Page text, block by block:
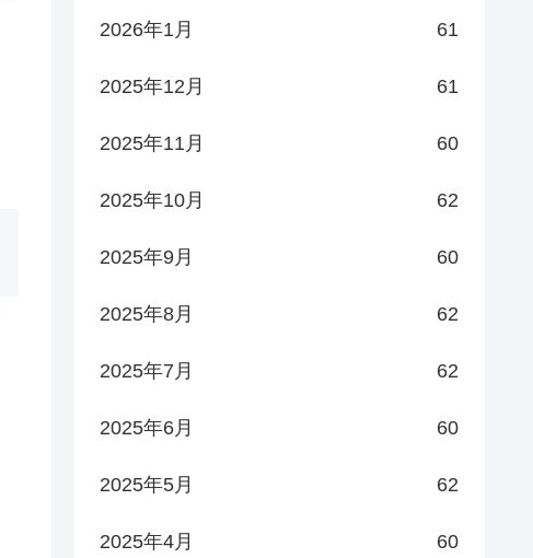
2026年1月 61
2025年12月 61
2025年11月 60
2025年10月 62
2025年9月 60
2025年8月 62
2025年7月 62
2025年6月 60
2025年5月 62
2025年4月 60